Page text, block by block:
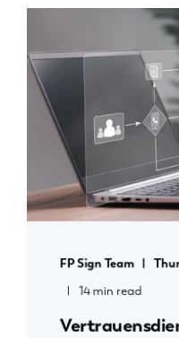
FP Sign Team
14 min read